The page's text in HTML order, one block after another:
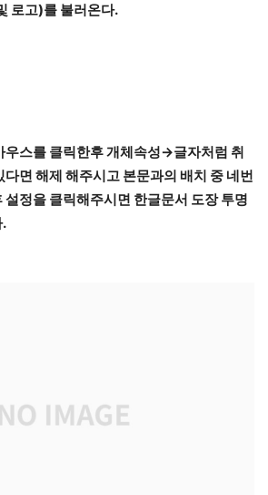
로고)를 불러온다.
우스를 클릭한후 개체속성→글자처럼 취
면 해제 해주시고 본문과의 배치 중 네번
정을 클릭해주시면 한글문서 도장 투명